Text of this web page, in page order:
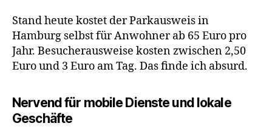
Stand heute kostet der Parkausweis in
Hamburg selbst für Anwohner ab 65 Euro pro
Jahr. Besucherausweise kosten zwischen 2,50
Euro und 3 Euro am Tag. Das finde ich absurd.
Nervend für mobile Dienste und lokale
Geschäfte